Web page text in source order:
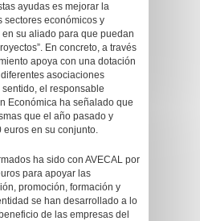
ayudas es mejorar la
sectores económicos y
su aliado para que puedan
En concreto, a través
apoya con una dotación
asociaciones
el responsable
Económica ha señalado que
que el año pasado y
en su conjunto.
ha sido con AVECAL por
para apoyar las
promoción, formación y
se han desarrollado a lo
de las empresas del